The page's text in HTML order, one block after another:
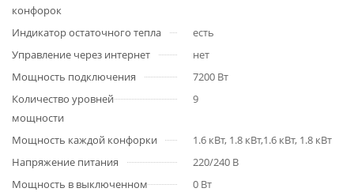
конфорок
Индикатор остаточного тепла
есть
Управление через интернет
нет
Мощность подключения
7200 Вт
Количество уровней
мощности
9
Мощность каждой конфорки
1.6 кВт, 1.8 кВт,1.6 кВт, 1.8 кВт
Напряжение питания
220/240 В
Мощность в выключенном
0 Вт